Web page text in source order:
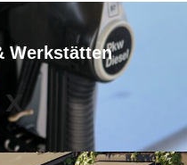
Werkstätten
x